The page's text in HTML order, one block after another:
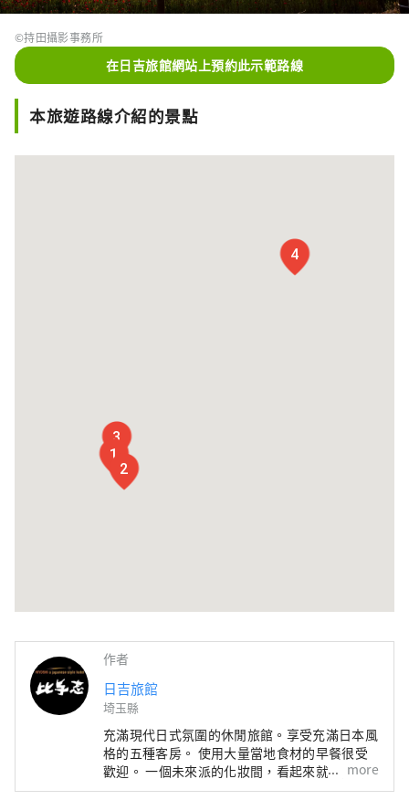
©持田攝影事務所
在日吉旅館網站上預約此示範路線
本旅遊路線介紹的景點
1
2
3
4
作者
日吉旅館
埼玉縣
充滿現代日式氛圍的休閒旅館。享受充滿日本風
格的五種客房。 使用大量當地食材的早餐很受
歡迎。 一個未來派的化妝間，看起來就像是在
太空船裡。 可以一邊感受大自然一邊享受樂趣
more